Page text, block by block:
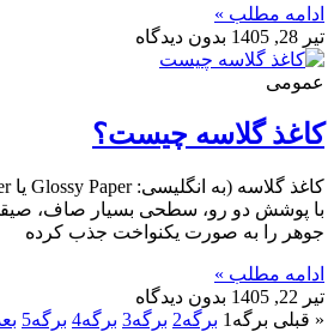
ادامه مطلب »
تیر 28, 1405
بدون دیدگاه
عمومی
کاغذ گلاسه چیست؟
با پوشش دو رو، سطحی بسیار صاف،
جوهر را به صورت یکنواخت جذب کرده
ادامه مطلب »
تیر 22, 1405
بدون دیدگاه
« قبلی برگه 1 برگه2 برگه3 برگه4 برگه5